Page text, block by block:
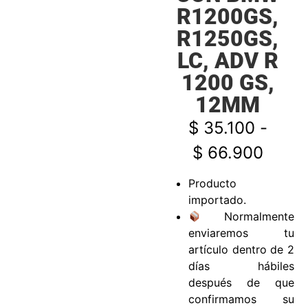
R1200GS,
R1250GS,
LC, ADV R
1200 GS,
12MM
$ 35.100 -
$ 66.900
Producto
importado.
Normalmente
enviaremos tu
artículo dentro de 2
días hábiles
después de que
confirmamos su